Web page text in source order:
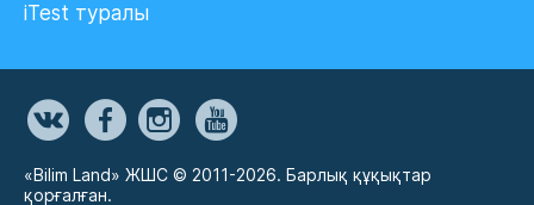
iTest туралы
«Bilim Land» ЖШС © 2011-2026. Барлық құқықтар
қорғалған.